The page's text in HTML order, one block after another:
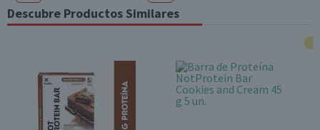
Descubre Productos Similares